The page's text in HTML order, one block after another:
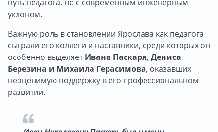
путь педагога, но с современным инженерным
уклоном.
Важную роль в становлении Ярослава как педагога
сыграли его коллеги и наставники, среди которых он
особенно выделяетИвана Паскаря, Дениса
Березина и Михаила Герасимова, оказавших
неоценимую поддержку в его профессиональном
развитии.